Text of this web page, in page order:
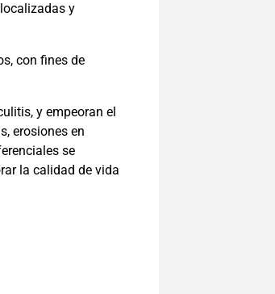
y
con fines de
y empeoran el
erosiones en
se
la calidad de vida